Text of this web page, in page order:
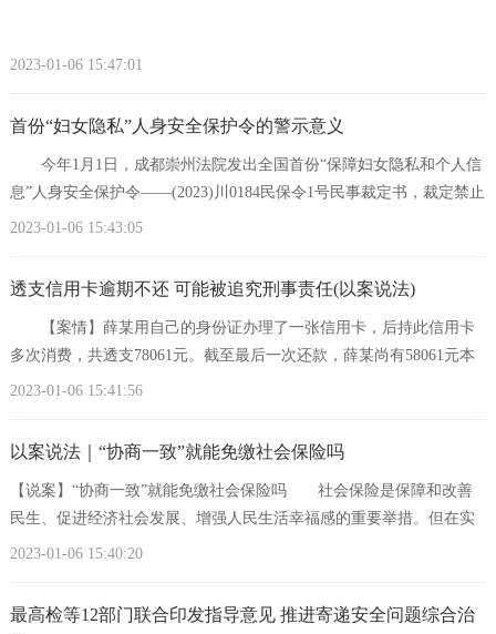
2023-01-06 15:47:01
首份“妇女隐私”人身安全保护令的警示意义
今年1月1日，成都崇州法院发出全国首份“保障妇女隐私和个人信
息”人身安全保护令——(2023)川0184民保令1号民事裁定书，裁定禁止
被申请人李某继续
2023-01-06 15:43:05
透支信用卡逾期不还 可能被追究刑事责任(以案说法)
【案情】薛某用自己的身份证办理了一张信用卡，后持此信用卡
多次消费，共透支78061元。截至最后一次还款，薛某尚有58061元本
金未还。经银行多次催收后超过3个月，薛某仍
2023-01-06 15:41:56
以案说法｜“协商一致”就能免缴社会保险吗
【说案】“协商一致”就能免缴社会保险吗 社会保险是保障和改善
民生、促进经济社会发展、增强人民生活幸福感的重要举措。但在实
际生活中，一些用人单位会
2023-01-06 15:40:20
最高检等12部门联合印发指导意见 推进寄递安全问题综合治